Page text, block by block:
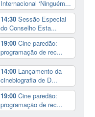
Internacional ‘Ninguém...
14:30Sessão Especial
do Conselho Esta...
19:00Cine paredão:
programação de rec...
14:00 Lançamento da
cinebiografia de D...
19:00Cine paredão:
programação de rec...